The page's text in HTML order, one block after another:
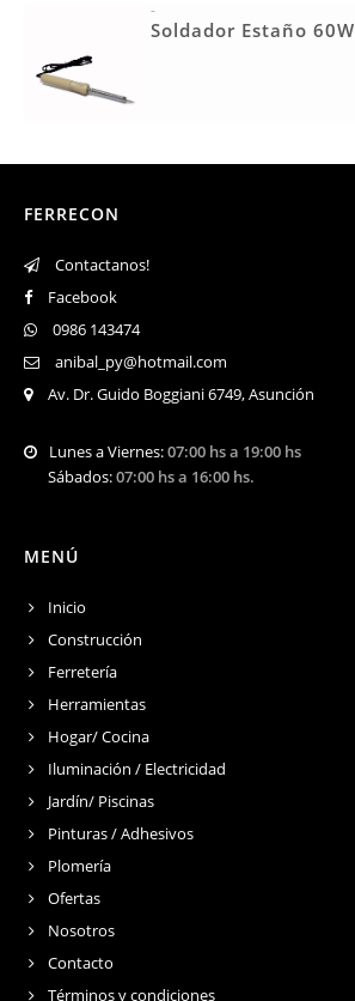
-
Soldador Estaño 60W
FERRECON
Contactanos!
Facebook
0986 143474
anibal_py@hotmail.com
Av. Dr. Guido Boggiani 6749, Asunción
Lunes a Viernes:07:00 hs a 19:00 hs
Sábados:07:00 hs a 16:00 hs.
MENÚ
Inicio
Construcción
Ferretería
Herramientas
Hogar/ Cocina
Iluminación / Electricidad
Jardín/ Piscinas
Pinturas / Adhesivos
Plomería
Ofertas
Nosotros
Contacto
Términos y condiciones